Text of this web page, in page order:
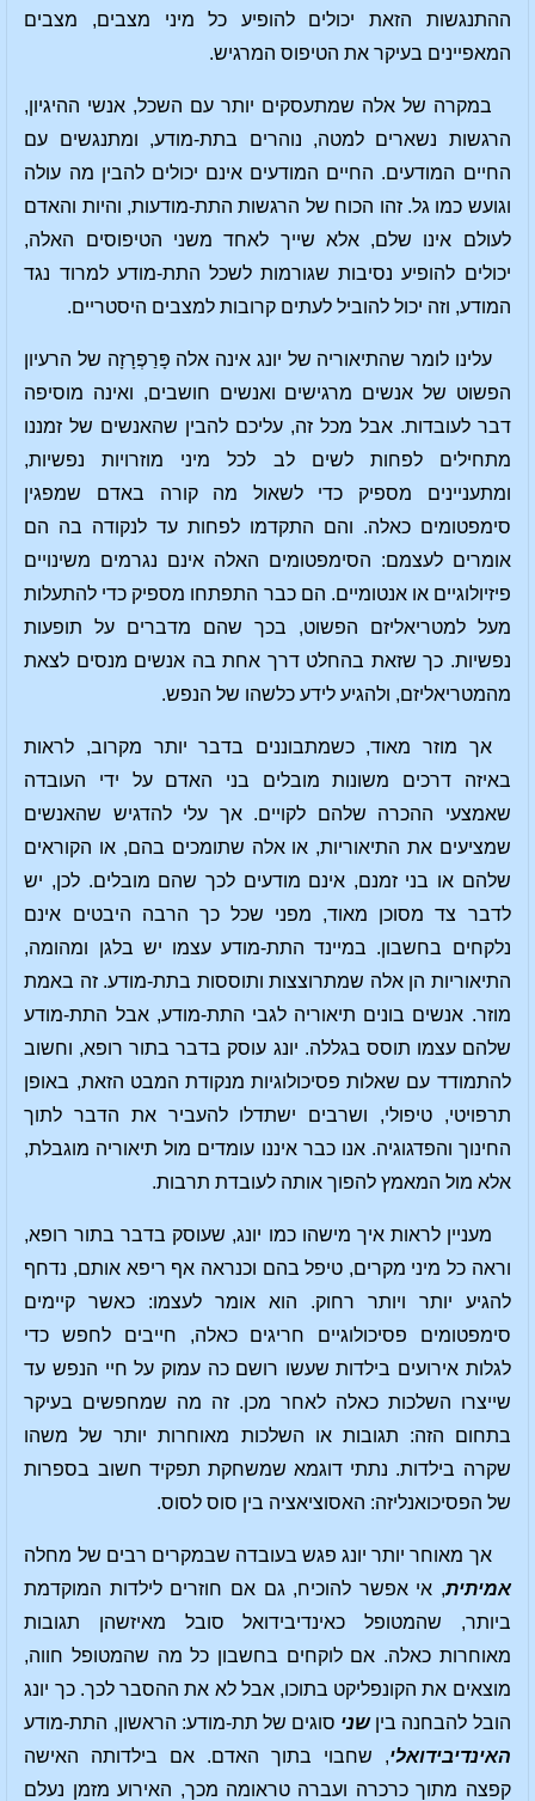
ההתנגשות הזאת יכולים להופיע כל מיני מצבים, מצבים
המאפיינים בעיקר את הטיפוס המרגיש.
במקרה של אלה שמתעסקים יותר עם השכל, אנשי ההיגיון,
הרגשות נשארים למטה, נוהרים בתת-מודע, ומתנגשים עם
החיים המודעים. החיים המודעים אינם יכולים להבין מה עולה
וגועש כמו גל. זהו הכוח של הרגשות התת-מודעות, והיות והאדם
לעולם אינו שלם, אלא שייך לאחד משני הטיפוסים האלה,
יכולים להופיע נסיבות שגורמות לשכל התת-מודע למרוד נגד
המודע, וזה יכול להוביל לעתים קרובות למצבים היסטריים.
עלינו לומר שהתיאוריה של יונג אינה אלה פָּרַפְרָזָה של הרעיון
הפשוט של אנשים מרגישים ואנשים חושבים, ואינה מוסיפה
דבר לעובדות. אבל מכל זה, עליכם להבין שהאנשים של זמננו
מתחילים לפחות לשים לב לכל מיני מוזרויות נפשיות,
ומתעניינים מספיק כדי לשאול מה קורה באדם שמפגין
סימפטומים כאלה. והם התקדמו לפחות עד לנקודה בה הם
אומרים לעצמם: הסימפטומים האלה אינם נגרמים משינויים
פיזיולוגיים או אנטומיים. הם כבר התפתחו מספיק כדי להתעלות
מעל למטריאליזם הפשוט, בכך שהם מדברים על תופעות
נפשיות. כך שזאת בהחלט דרך אחת בה אנשים מנסים לצאת
מהמטריאליזם, ולהגיע לידע כלשהו של הנפש.
אך מוזר מאוד, כשמתבוננים בדבר יותר מקרוב, לראות
באיזה דרכים משונות מובלים בני האדם על ידי העובדה
שאמצעי ההכרה שלהם לקויים. אך עלי להדגיש שהאנשים
שמציעים את התיאוריות, או אלה שתומכים בהם, או הקוראים
שלהם או בני זמנם, אינם מודעים לכך שהם מובלים. לכן, יש
לדבר צד מסוכן מאוד, מפני שכל כך הרבה היבטים אינם
נלקחים בחשבון. במיינד התת-מודע עצמו יש בלגן ומהומה,
התיאוריות הן אלה שמתרוצצות ותוססות בתת-מודע. זה באמת
מוזר. אנשים בונים תיאוריה לגבי התת-מודע, אבל התת-מודע
שלהם עצמו תוסס בגללה. יונג עוסק בדבר בתור רופא, וחשוב
להתמודד עם שאלות פסיכולוגיות מנקודת המבט הזאת, באופן
תרפויטי, טיפולי, ושרבים ישתדלו להעביר את הדבר לתוך
החינוך והפדגוגיה. אנו כבר איננו עומדים מול תיאוריה מוגבלת,
אלא מול המאמץ להפוך אותה לעובדת תרבות.
מעניין לראות איך מישהו כמו יונג, שעוסק בדבר בתור רופא,
וראה כל מיני מקרים, טיפל בהם וכנראה אף ריפא אותם, נדחף
להגיע יותר ויותר רחוק. הוא אומר לעצמו: כאשר קיימים
סימפטומים פסיכולוגיים חריגים כאלה, חייבים לחפש כדי
לגלות אירועים בילדות שעשו רושם כה עמוק על חיי הנפש עד
שייצרו השלכות כאלה לאחר מכן. זה מה שמחפשים בעיקר
בתחום הזה: תגובות או השלכות מאוחרות יותר של משהו
שקרה בילדות. נתתי דוגמא שמשחקת תפקיד חשוב בספרות
של הפסיכואנליזה: האסוציאציה בין סוס לסוס.
אך מאוחר יותר יונג פגש בעובדה שבמקרים רבים של מחלה
אמיתית, אי אפשר להוכיח, גם אם חוזרים לילדות המוקדמת
ביותר, שהמטופל כאינדיבידואל סובל מאיזשהן תגובות
מאוחרות כאלה. אם לוקחים בחשבון כל מה שהמטופל חווה,
מוצאים את הקונפליקט בתוכו, אבל לא את ההסבר לכך. כך יונג
הובל להבחנה ביןשני סוגים של תת-מודע: הראשון, התת-מודע
האינדיבידואלי, שחבוי בתוך האדם. אם בילדותה האישה
קפצה מתוך כרכרה ועברה טראומה מכך, האירוע מזמן נעלם